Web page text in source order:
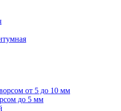
от 5 до 10 мм
до 5 мм